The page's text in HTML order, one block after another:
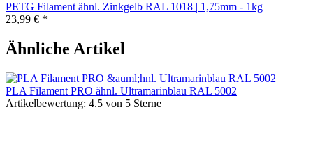
PETG Filament ähnl. Zinkgelb RAL 1018 | 1,75mm - 1kg
23,99 € *
Ähnliche Artikel
PLA Filament PRO ähnl. Ultramarinblau RAL 5002
Artikelbewertung: 4.5 von 5 Sterne